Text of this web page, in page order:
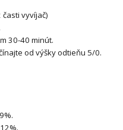
časti vyvíjač)
30-40 minút.
od výšky odtieňu 5/0.